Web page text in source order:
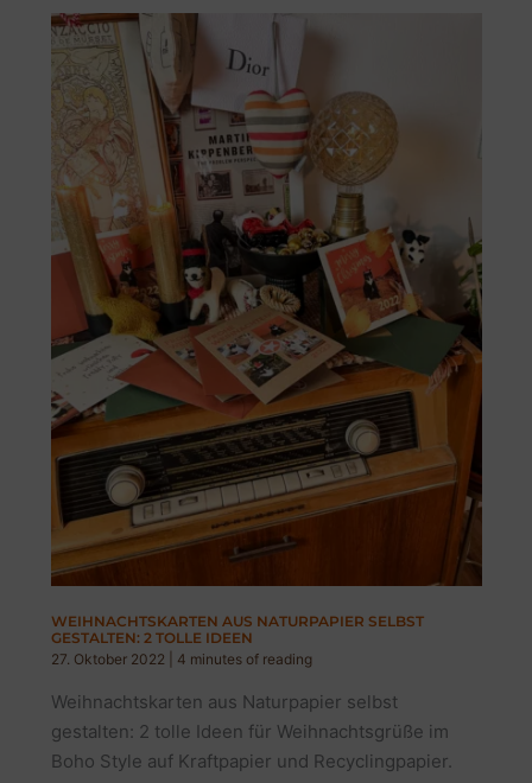
WEIHNACHTSKARTEN AUS NATURPAPIER SELBST
GESTALTEN: 2 TOLLE IDEEN
27. Oktober 2022
4 minutes of reading
Weihnachtskarten aus Naturpapier selbst
gestalten: 2 tolle Ideen für Weihnachtsgrüße im
Boho Style auf Kraftpapier und Recyclingpapier.